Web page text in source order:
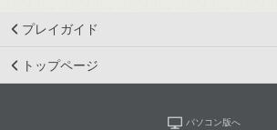
プレイガイド
トップページ
パソコン版へ